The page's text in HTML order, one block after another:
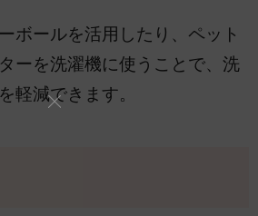
ボールを活用したり、ペット
ーを洗濯機に使うことで、洗
軽減できます。